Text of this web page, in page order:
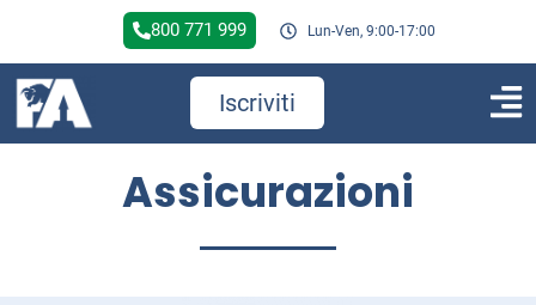
800 771 999 Lun-Ven, 9:00-17:00
Iscriviti
Assicurazioni